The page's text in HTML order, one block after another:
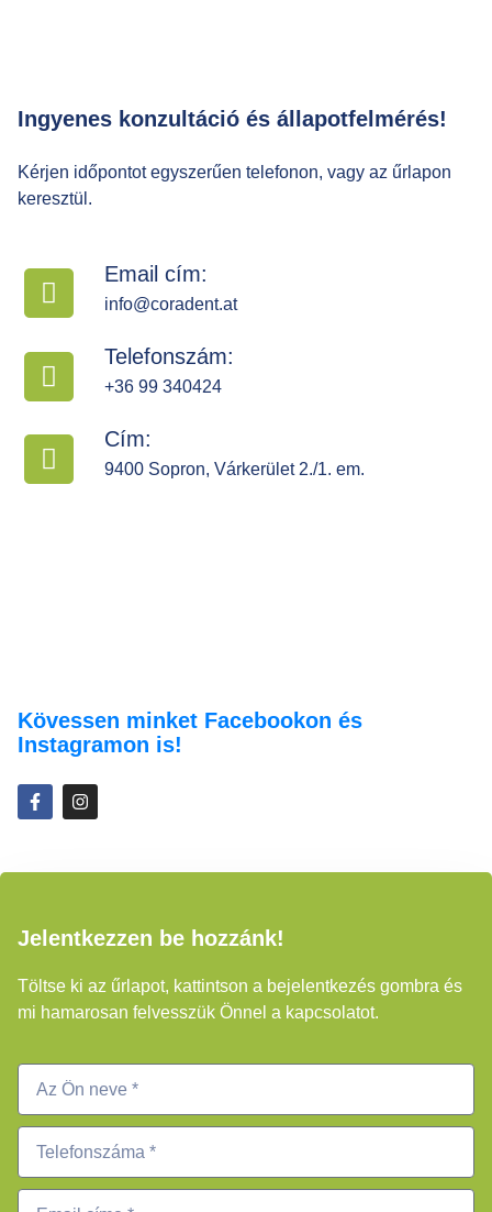
Ingyenes konzultáció és állapotfelmérés!
Kérjen időpontot egyszerűen telefonon, vagy az űrlapon
keresztül.
Email cím:
info@coradent.at
Telefonszám:
+36 99 340424
Cím:
9400 Sopron, Várkerület 2./1. em.
Kövessen minket Facebookon és
Instagramon is!
Jelentkezzen be hozzánk!
Töltse ki az űrlapot, kattintson a bejelentkezés gombra és
mi hamarosan felvesszük Önnel a kapcsolatot.